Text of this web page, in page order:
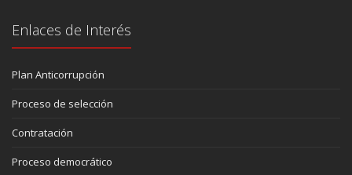
Enlaces de Interés
Plan Anticorrupción
Proceso de selección
Contratación
Proceso democrático